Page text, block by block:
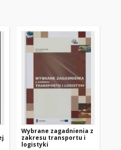
Wybrane zagadnienia z
zakresu transportu i
logistyki